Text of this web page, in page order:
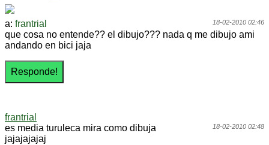
18-02-2010 02:46
a: frantrial
que cosa no entende?? el dibujo??? nada q me dibujo ami
andando en bici jaja
frantrial
18-02-2010 02:48
es media turuleca mira como dibuja
jajajajajaj